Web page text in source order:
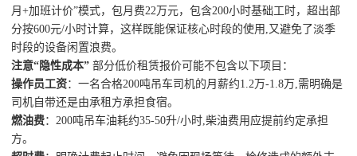
月+加班计价”模式，包月费22万元，包含200小时基础工时，超出部
分按600元/小时计算，这样既能保证核心时段的使用,又避免了淡季
时段的设备闲置浪费。
注意“隐性成本” 部分低价租赁报价可能不包含以下项目：
操作员工资：一名合格200吨吊车司机的月薪约1.2万-1.8万,需明确是
司机自带还是由承租方承担食宿。
燃油费：200吨吊车油耗约35-50升/小时,柴油费用应提前约定承担
方。